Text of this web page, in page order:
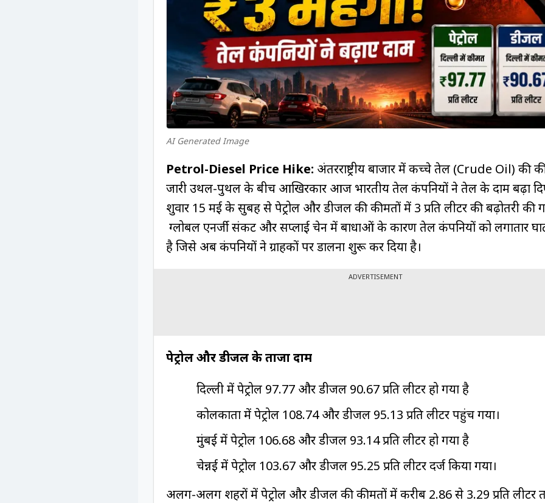
AI Generated Image
Petrol-Diesel Price Hike: अंतरराष्ट्रीय बाजार में कच्चे तेल (Crude Oil) की
जारी उथल-पुथल के बीच आखिरकार आज भारतीय तेल कंपनियों ने तेल के दाम बढ़ा
शुक्रवार 15 मई के सुबह से पेट्रोल और डीजल की कीमतों में ₹3 प्रति लीटर की बढ़ोतरी की
ग्लोबल एनर्जी संकट और सप्लाई चेन में बाधाओं के कारण तेल कंपनियों को लगातार
है जिसे अब कंपनियों ने ग्राहकों पर डालना शुरू कर दिया है।
ADVERTISEMENT
पेट्रोल और डीजल के ताजा दाम
दिल्ली में पेट्रोल ₹97.77 और डीजल ₹90.67 प्रति लीटर हो गया है
कोलकाता में पेट्रोल ₹108.74 और डीजल ₹95.13 प्रति लीटर पहुंच गया।
मुंबई में पेट्रोल ₹106.68 और डीजल ₹93.14 प्रति लीटर हो गया है
चेन्नई में पेट्रोल ₹103.67 और डीजल ₹95.25 प्रति लीटर दर्ज किया गया।
अलग-अलग शहरों में पेट्रोल और डीजल की कीमतों में करीब ₹2.86 से ₹3.29 प्रति लीटर